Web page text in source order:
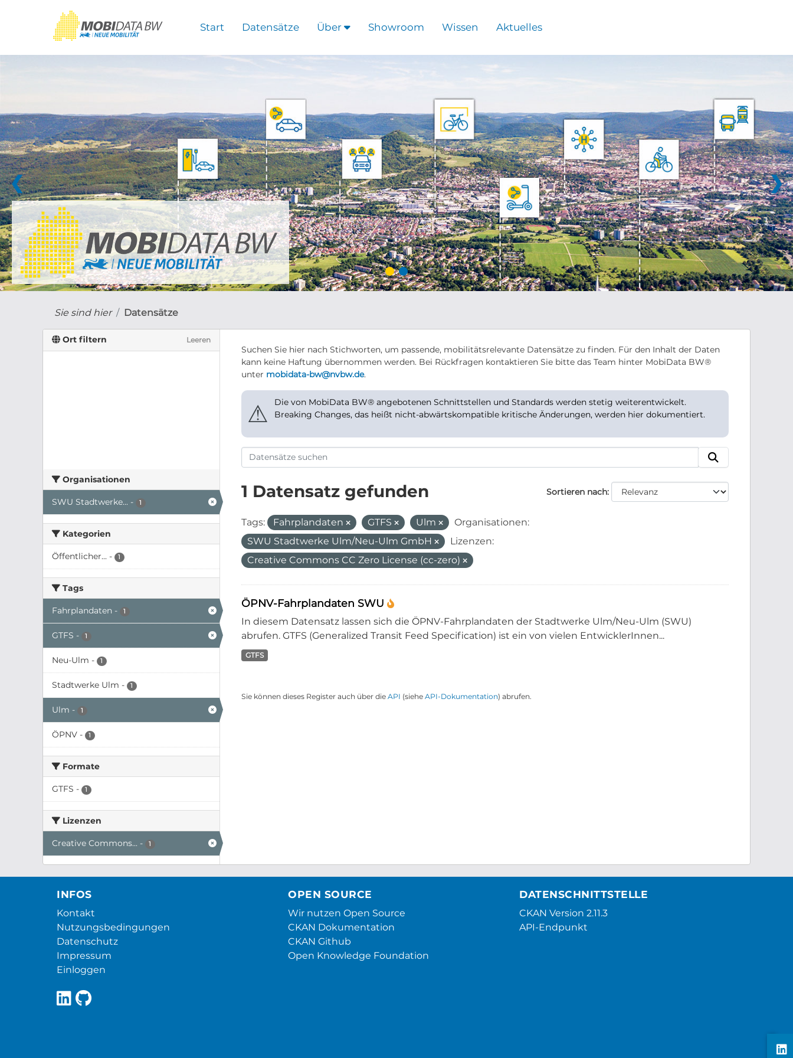
Start Datensätze Über Showroom Wissen Aktuelles
❮ ❯
Sie sind hier Datensätze
Ort filtern Leeren
Organisationen
SWU Stadtwerke... - 1
Kategorien
Öffentlicher... - 1
Tags
Fahrplandaten - 1
GTFS - 1
Neu-Ulm - 1
Stadtwerke Ulm - 1
Ulm - 1
ÖPNV - 1
Formate
GTFS - 1
Lizenzen
Creative Commons... - 1
Suchen Sie hier nach Stichworten, um passende, mobilitätsrelevante Datensätze zu finden. Für den Inhalt der Daten
kann keine Haftung übernommen werden. Bei Rückfragen kontaktieren Sie bitte das Team hinter MobiData BW®
unter mobidata-bw@nvbw.de.
⚠
Die von MobiData BW® angebotenen Schnittstellen und Standards werden stetig weiterentwickelt.
Breaking Changes, das heißt nicht-abwärtskompatible kritische Änderungen, werden hier dokumentiert.
Sortieren nach
1 Datensatz gefunden
Tags: Fahrplandaten GTFS Ulm
Organisationen:
SWU Stadtwerke Ulm/Neu-Ulm GmbH
Lizenzen:
Creative Commons CC Zero License (cc-zero)
ÖPNV-Fahrplandaten SWU
In diesem Datensatz lassen sich die ÖPNV-Fahrplandaten der Stadtwerke Ulm/Neu-Ulm (SWU)
abrufen. GTFS (Generalized Transit Feed Specification) ist ein von vielen EntwicklerInnen...
GTFS
Sie können dieses Register auch über die API (siehe API-Dokumentation) abrufen.
INFOS
Kontakt
Nutzungsbedingungen
Datenschutz
Impressum
Einloggen
OPEN SOURCE
Wir nutzen Open Source
CKAN Dokumentation
CKAN Github
Open Knowledge Foundation
DATENSCHNITTSTELLE
CKAN Version 2.11.3
API-Endpunkt